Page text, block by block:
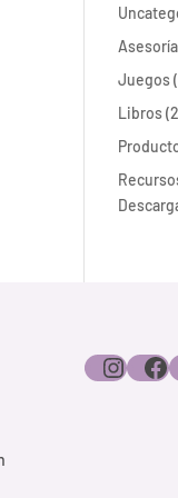
Juegos
Libros 2